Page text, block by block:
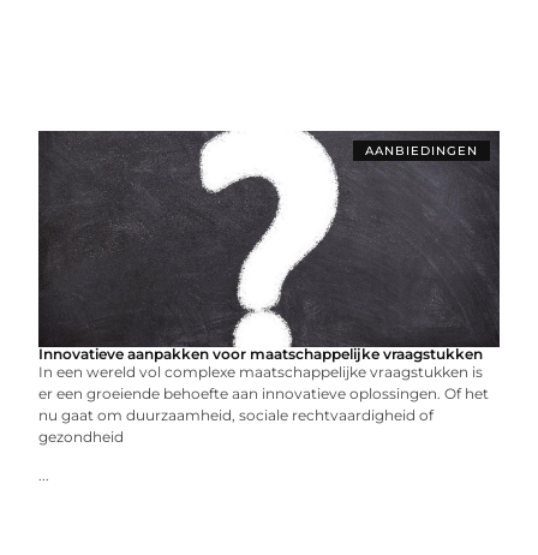
AANBIEDINGEN
Innovatieve aanpakken voor maatschappelijke vraagstukken
In een wereld vol complexe maatschappelijke vraagstukken is
er een groeiende behoefte aan innovatieve oplossingen. Of het
nu gaat om duurzaamheid, sociale rechtvaardigheid of
gezondheid
...